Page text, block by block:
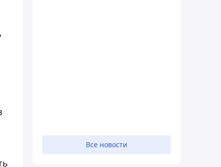
Все новости